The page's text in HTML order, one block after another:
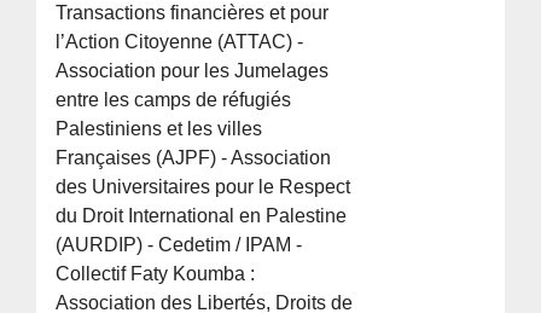
Transactions financières et pour
l’Action Citoyenne (ATTAC) -
Association pour les Jumelages
entre les camps de réfugiés
Palestiniens et les villes
Françaises (AJPF) - Association
des Universitaires pour le Respect
du Droit International en Palestine
(AURDIP) - Cedetim / IPAM -
Collectif Faty Koumba :
Association des Libertés, Droits de